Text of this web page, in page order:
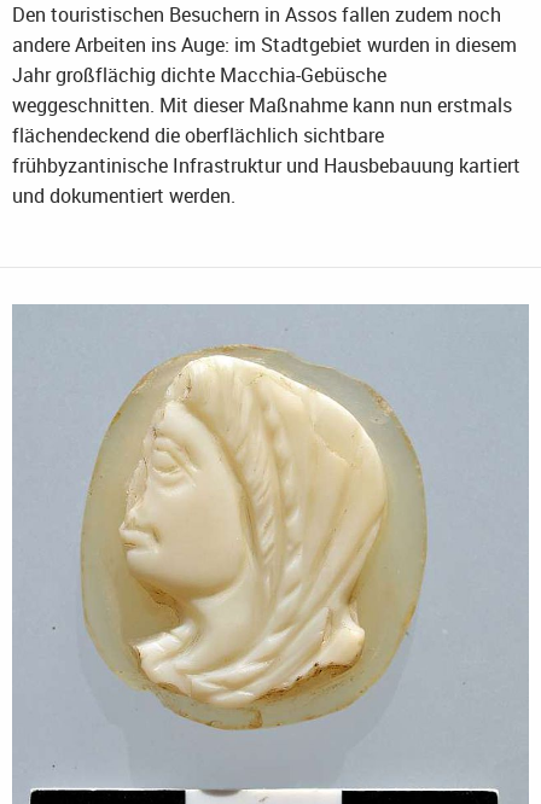
Den touristischen Besuchern in Assos fallen zudem noch
andere Arbeiten ins Auge: im Stadtgebiet wurden in diesem
Jahr großflächig dichte Macchia-Gebüsche
weggeschnitten. Mit dieser Maßnahme kann nun erstmals
flächendeckend die oberflächlich sichtbare
frühbyzantinische Infrastruktur und Hausbebauung kartiert
und dokumentiert werden.